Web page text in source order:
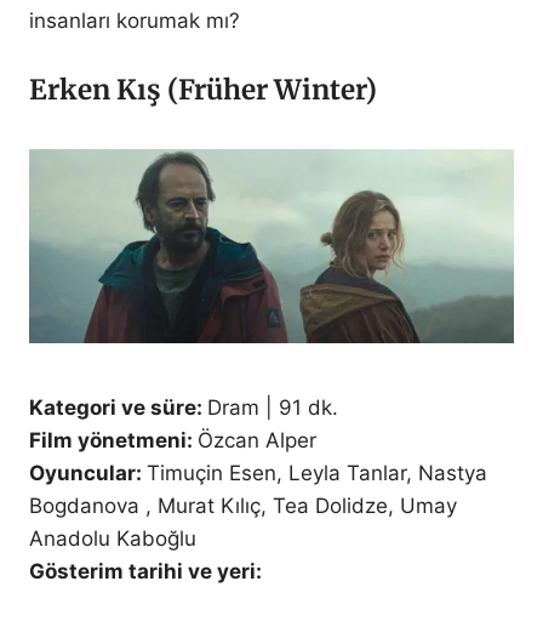
insanları korumak mı?
Erken Kış (Früher Winter)
Kategori ve süre: Dram | 91 dk.
Film yönetmeni: Özcan Alper
Oyuncular: Timuçin Esen, Leyla Tanlar, Nastya
Bogdanova , Murat Kılıç, Tea Dolidze, Umay
Anadolu Kaboğlu
Gösterim tarihi ve yeri: